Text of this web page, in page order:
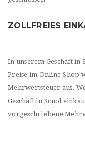
ZOLLFREIES
In unserem Geschäft in
Preise im Online-Shop
Mehrwertsteuer aus.
Geschäft in Scuol
vorgeschriebene